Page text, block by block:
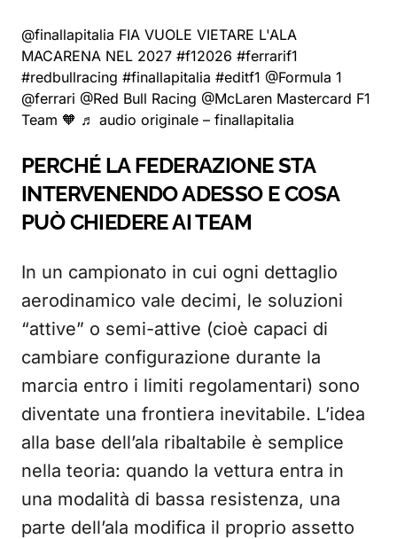
@finallapitalia FIA VUOLE VIETARE L'ALA
MACARENA NEL 2027 #f12026 #ferrarif1
#redbullracing #finallapitalia #editf1 @Formula 1
@ferrari @Red Bull Racing @McLaren Mastercard F1
Team 🧡 ♬ audio originale – finallapitalia
PERCHÉ LA FEDERAZIONE STA
INTERVENENDO ADESSO E COSA
PUÒ CHIEDERE AI TEAM
In un campionato in cui ogni dettaglio
aerodinamico vale decimi, le soluzioni
“attive” o semi-attive (cioè capaci di
cambiare configurazione durante la
marcia entro i limiti regolamentari) sono
diventate una frontiera inevitabile. L’idea
alla base dell’ala ribaltabile è semplice
nella teoria: quando la vettura entra in
una modalità di bassa resistenza, una
parte dell’ala modifica il proprio assetto